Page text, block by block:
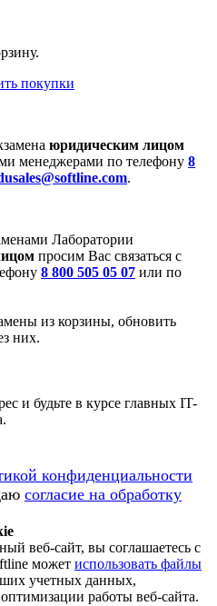
покупки
юридическим лицом
менеджерами по телефону 8
.
Лаборатории
просим Вас связаться с
8 800 505 05 07 или по
из корзины, обновить
них.
и будьте в курсе главных IT-
конфиденциальности
согласие на обработку
веб-сайт, вы соглашаетесь с
может использовать файлы
учетных данных,
работы веб-сайта.